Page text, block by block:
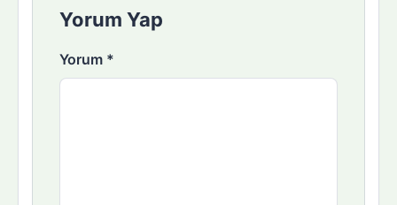
Yorum Yap
Yorum *